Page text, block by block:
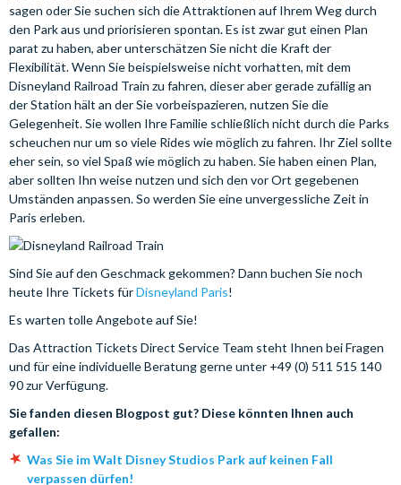
sagen oder Sie suchen sich die Attraktionen auf Ihrem Weg durch
den Park aus und priorisieren spontan. Es ist zwar gut einen Plan
parat zu haben, aber unterschätzen Sie nicht die Kraft der
Flexibilität. Wenn Sie beispielsweise nicht vorhatten, mit dem
Disneyland Railroad Train zu fahren, dieser aber gerade zufällig an
der Station hält an der Sie vorbeispazieren, nutzen Sie die
Gelegenheit. Sie wollen Ihre Familie schließlich nicht durch die Parks
scheuchen nur um so viele Rides wie möglich zu fahren. Ihr Ziel sollte
eher sein, so viel Spaß wie möglich zu haben. Sie haben einen Plan,
aber sollten Ihn weise nutzen und sich den vor Ort gegebenen
Umständen anpassen. So werden Sie eine unvergessliche Zeit in
Paris erleben.
Sind Sie auf den Geschmack gekommen? Dann buchen Sie noch
heute Ihre Tickets fürDisneyland Paris!
Es warten tolle Angebote auf Sie!
Das Attraction Tickets Direct Service Team steht Ihnen bei Fragen
und für eine individuelle Beratung gerne unter +49 (0) 511 515 140
90 zur Verfügung.
Sie fanden diesen Blogpost gut? Diese könnten Ihnen auch
gefallen:
Was Sie im Walt Disney Studios Park auf keinen Fall
verpassen dürfen!